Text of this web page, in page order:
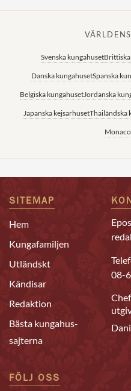
Svenska kungahusetBrittiska
Danska kungahusetSpanska
Belgiska kungahusetJordanska
Japanska kejsarhusetThailändska
SITEMAP
Hem
Kungafamiljen
Utländskt
Kändisar
Redaktion
Bästa kungahus-
sajterna
08-
FÖLJ OSS